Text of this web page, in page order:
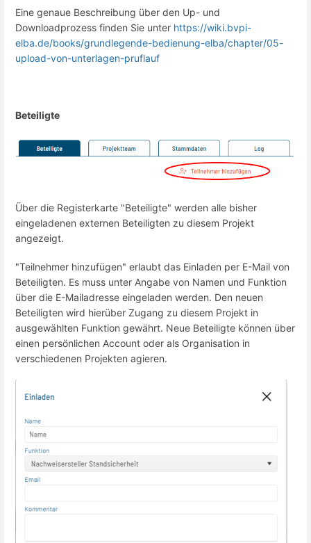
Eine genaue Beschreibung über den Up- und
Downloadprozess finden Sie unter https://wiki.bvpi-
elba.de/books/grundlegende-bedienung-elba/chapter/05-
upload-von-unterlagen-pruflauf
Beteiligte
Über die Registerkarte "Beteiligte" werden alle bisher
eingeladenen externen Beteiligten zu diesem Projekt
angezeigt.
"Teilnehmer hinzufügen" erlaubt das Einladen per E-Mail von
Beteiligten. Es muss unter Angabe von Namen und Funktion
über die E-Mailadresse eingeladen werden. Den neuen
Beteiligten wird hierüber Zugang zu diesem Projekt in
ausgewählten Funktion gewährt. Neue Beteiligte können über
einen persönlichen Account oder als Organisation in
verschiedenen Projekten agieren.